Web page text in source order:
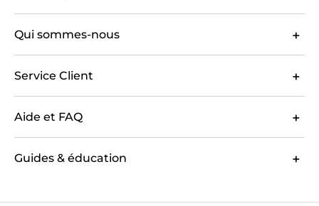
Qui sommes-nous
Service Client
Aide et FAQ
Guides & éducation